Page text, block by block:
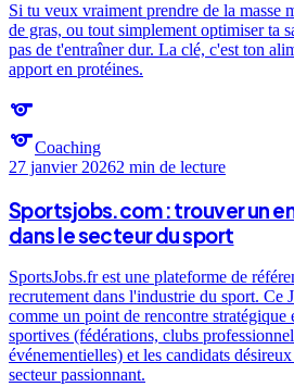
Si tu veux vraiment prendre de la masse
de gras, ou tout simplement optimiser ta
pas de t'entraîner dur. La clé, c'est ton
apport en protéines.
sports
sportsCoaching
27 janvier 20262 min de lecture
Sportsjobs.com : trouver un
dans le secteur du sport
SportsJobs.fr est une plateforme de
recrutement dans l'industrie du sport. Ce
comme un point de rencontre stratégique
sportives (fédérations, clubs
événementielles) et les candidats
secteur passionnant.